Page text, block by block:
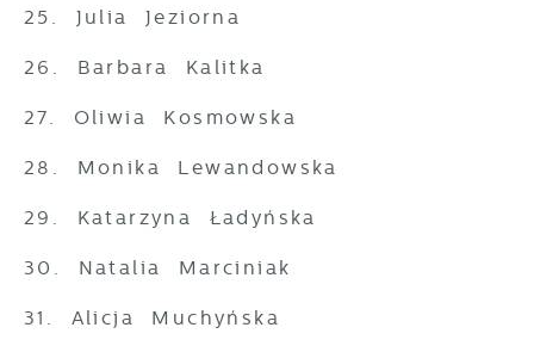
25. Julia Jeziorna
26. Barbara Kalitka
27. Oliwia Kosmowska
28. Monika Lewandowska
29. Katarzyna Ładyńska
30. Natalia Marciniak
31. Alicja Muchyńska